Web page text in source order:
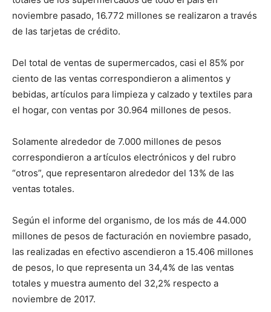
noviembre pasado, 16.772 millones se realizaron a través
de las tarjetas de crédito.
Del total de ventas de supermercados, casi el 85% por
ciento de las ventas correspondieron a alimentos y
bebidas, artículos para limpieza y calzado y textiles para
el hogar, con ventas por 30.964 millones de pesos.
Solamente alrededor de 7.000 millones de pesos
correspondieron a artículos electrónicos y del rubro
“otros”, que representaron alrededor del 13% de las
ventas totales.
Según el informe del organismo, de los más de 44.000
millones de pesos de facturación en noviembre pasado,
las realizadas en efectivo ascendieron a 15.406 millones
de pesos, lo que representa un 34,4% de las ventas
totales y muestra aumento del 32,2% respecto a
noviembre de 2017.